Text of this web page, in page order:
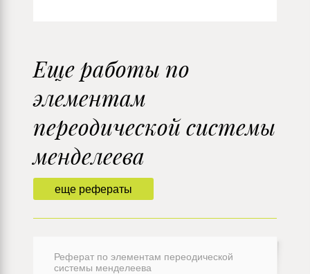
еще рефераты
Еще работы по
элементам
переодической системы
менделеева
Реферат по элементам переодической
системы менделеева